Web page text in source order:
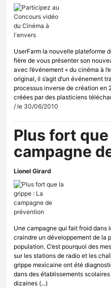
UserFarm la nouvelle plateforme
fière de vous présenter son
avec l’événement « du cinéma à
original, il s’agit d’un événement
processus inverse de création en
créées par des plasticiens
/ le 30/06/2010
Plus fort
campagne
Lionel Girard
Une campagne qui fait froid dans
craindre un développement de la
population. C’est pourquoi des
sur les stations de radio et les
grippe mexicaine ont été
dans des établissements
dizaines (...)